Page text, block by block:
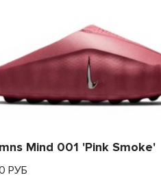
Mind 001 'Pink Smoke'
РУБ